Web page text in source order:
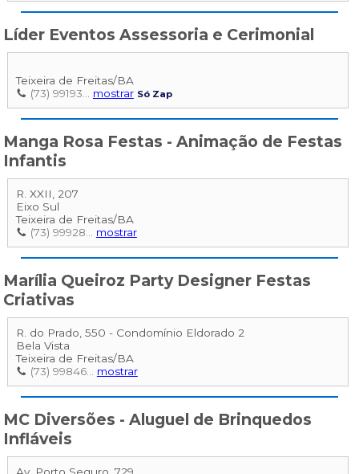
Líder Eventos Assessoria e Cerimonial
Teixeira de Freitas/BA
(73) 99193... mostrar Só Zap
Manga Rosa Festas - Animação de Festas
Infantis
R. XXII, 207
Eixo Sul
Teixeira de Freitas/BA
(73) 99928... mostrar
Marília Queiroz Party Designer Festas
Criativas
R. do Prado, 550 - Condomínio Eldorado 2
Bela Vista
Teixeira de Freitas/BA
(73) 99846... mostrar
MC Diversões - Aluguel de Brinquedos
Infláveis